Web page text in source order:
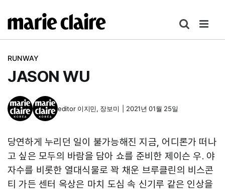
텐
RUNWAY
JASON WU
editor 이지민, 장보미 2021년 01월 25일
당연하게 누리던 일이 불가능해진 지금, 어디론가 떠나
고 싶은 모두의 바람을 담아 쇼를 준비한 제이슨 우. 야
자수를 비롯한 열대식물로 꽉 채운 브루클린의 비스콘
티 가든 센터 옥상은 마치 도심 속 신기루 같은 인상을